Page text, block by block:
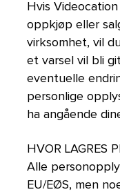
Hvis
oppkjøp eller
virksomhet, vil
et varsel vil bli
eventuelle
personlige
ha angående
HVOR LAGRES
Alle
EU/EØS, men